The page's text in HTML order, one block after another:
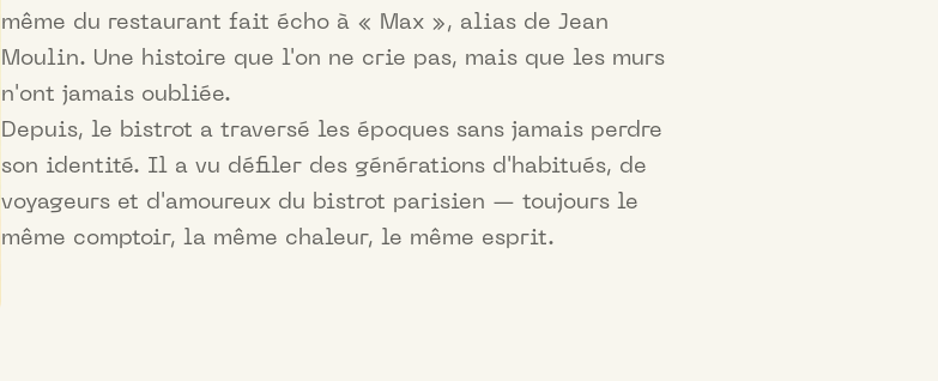
même du restaurant fait écho à « Max », alias de Jean
Moulin. Une histoire que l'on ne crie pas, mais que les murs
n'ont jamais oubliée.
Depuis, le bistrot a traversé les époques sans jamais perdre
son identité. Il a vu défiler des générations d'habitués, de
voyageurs et d'amoureux du bistrot parisien — toujours le
même comptoir, la même chaleur, le même esprit.